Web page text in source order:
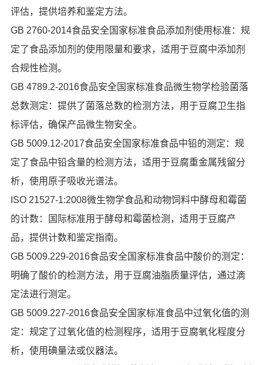
评估，提供培养和鉴定方法。
GB 2760-2014食品安全国家标准食品添加剂使用标准：规
定了食品添加剂的使用限量和要求，适用于豆腐中添加剂
合规性检测。
GB 4789.2-2016食品安全国家标准食品微生物学检验菌落
总数测定：提供了菌落总数的检测方法，用于豆腐卫生指
标评估，确保产品微生物安全。
GB 5009.12-2017食品安全国家标准食品中铅的测定：规
定了食品中铅含量的检测方法，适用于豆腐重金属残留分
析，使用原子吸收光谱法。
ISO 21527-1:2008微生物学食品和动物饲料中酵母和霉菌
的计数：国际标准用于酵母和霉菌检测，适用于豆腐产
品，提供计数和鉴定指南。
GB 5009.229-2016食品安全国家标准食品中酸价的测定：
明确了酸价的检测方法，用于豆腐油脂质量评估，通过滴
定法进行测定。
GB 5009.227-2016食品安全国家标准食品中过氧化值的测
定：规定了过氧化值的检测程序，适用于豆腐氧化程度分
析，使用碘量法或仪器法。